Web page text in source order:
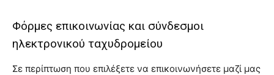
Φόρμες επικοινωνίας και σύνδεσμοι
ηλεκτρονικού ταχυδρομείου
Σε περίπτωση που επιλέξετε να επικοινωνήσετε μαζί μας